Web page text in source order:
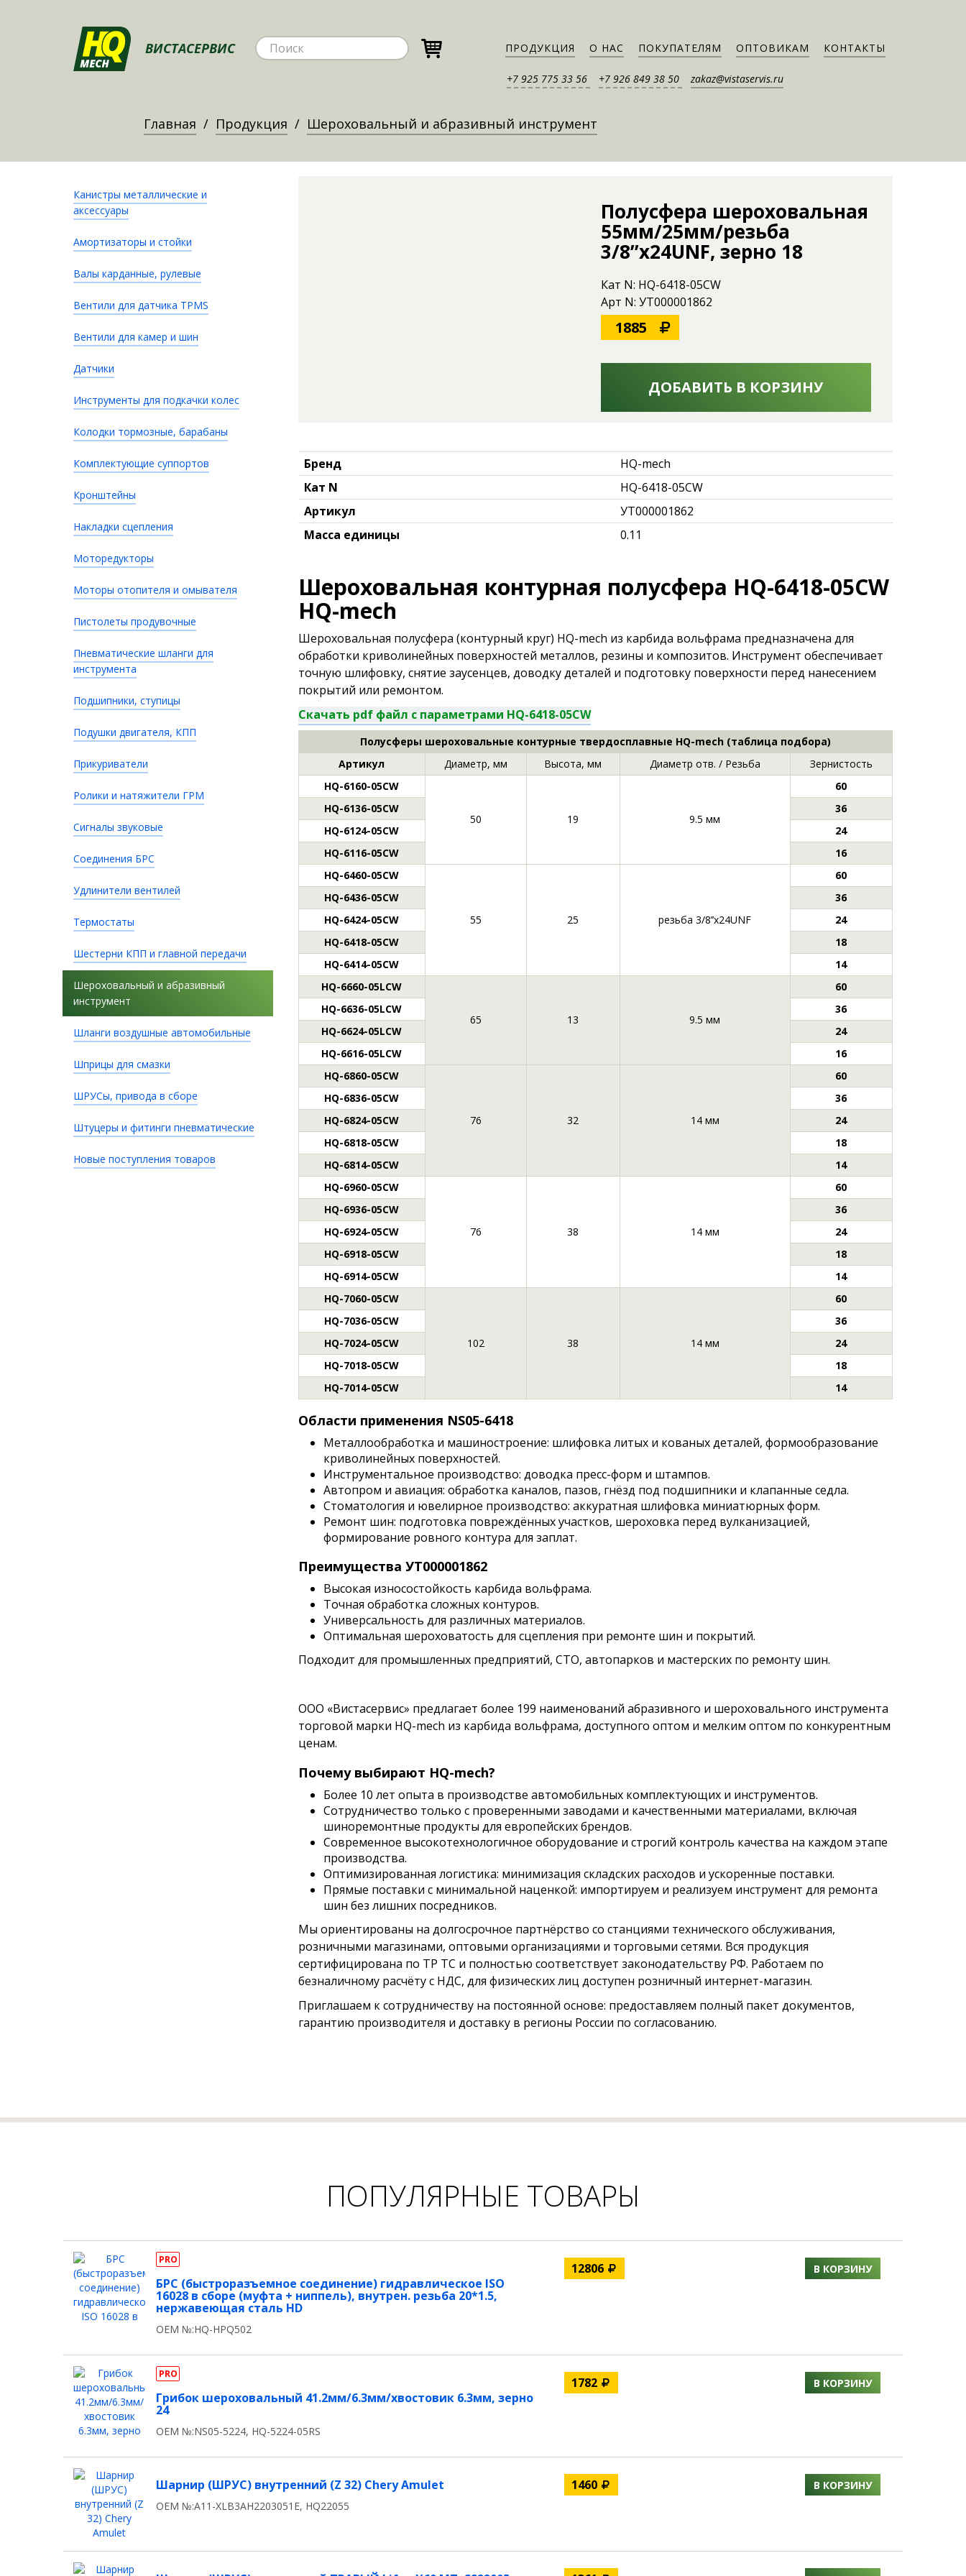
ВИСТАСЕРВИС ПРОДУКЦИЯ О НАС ПОКУПАТЕЛЯМ ОПТОВИКАМ КОНТАКТЫ
+7 925 775 33 56 +7 926 849 38 50 zakaz@vistaservis.ru
Главная Продукция Шероховальный и абразивный инструмент
Канистры металлические и
аксессуары
Амортизаторы и стойки
Валы карданные, рулевые
Вентили для датчика TPMS
Вентили для камер и шин
Датчики
Инструменты для подкачки колес
Колодки тормозные, барабаны
Комплектующие суппортов
Кронштейны
Накладки сцепления
Моторедукторы
Моторы отопителя и омывателя
Пистолеты продувочные
Пневматические шланги для
инструмента
Подшипники, ступицы
Подушки двигателя, КПП
Прикуриватели
Ролики и натяжители ГРМ
Сигналы звуковые
Соединения БРС
Удлинители вентилей
Термостаты
Шестерни КПП и главной передачи
Шероховальный и абразивный
инструмент
Шланги воздушные автомобильные
Шприцы для смазки
ШРУСы, привода в сборе
Штуцеры и фитинги пневматические
Новые поступления товаров
Полусфера шероховальная
55мм/25мм/резьба
3/8’’х24UNF, зерно 18
Кат N: HQ-6418-05CW
Арт N: УТ000001862
1885
ДОБАВИТЬ В КОРЗИНУ
Бренд
HQ-mech
Кат N
HQ-6418-05CW
Артикул
УТ000001862
Масса единицы
0.11
Шероховальная контурная полусфера HQ-6418-05CW
HQ-mech
Шероховальная полусфера (контурный круг) HQ-mech из карбида вольфрама предназначена для
обработки криволинейных поверхностей металлов, резины и композитов. Инструмент обеспечивает
точную шлифовку, снятие заусенцев, доводку деталей и подготовку поверхности перед нанесением
покрытий или ремонтом.
Скачать pdf файл с параметрами HQ-6418-05CW
Полусферы шероховальные контурные твердосплавные HQ-mech (таблица подбора)
Артикул
Диаметр, мм Высота, мм Диаметр отв. / Резьба
Зернистость
HQ-6160-05CW
50 19 9.5 мм
60
HQ-6136-05CW
36
HQ-6124-05CW
24
HQ-6116-05CW
16
HQ-6460-05CW
55 25 резьба 3/8’’х24UNF
60
HQ-6436-05CW
36
HQ-6424-05CW
24
HQ-6418-05CW
18
HQ-6414-05CW
14
HQ-6660-05LCW
65 13 9.5 мм
60
HQ-6636-05LCW
36
HQ-6624-05LCW
24
HQ-6616-05LCW
16
HQ-6860-05CW
76 32 14 мм
60
HQ-6836-05CW
36
HQ-6824-05CW
24
HQ-6818-05CW
18
HQ-6814-05CW
14
HQ-6960-05CW
76 38 14 мм
60
HQ-6936-05CW
36
HQ-6924-05CW
24
HQ-6918-05CW
18
HQ-6914-05CW
14
HQ-7060-05CW
102 38 14 мм
60
HQ-7036-05CW
36
HQ-7024-05CW
24
HQ-7018-05CW
18
HQ-7014-05CW
14
Области применения NS05-6418
Металлообработка и машиностроение: шлифовка литых и кованых деталей, формообразование
криволинейных поверхностей.
Инструментальное производство: доводка пресс-форм и штампов.
Автопром и авиация: обработка каналов, пазов, гнёзд под подшипники и клапанные седла.
Стоматология и ювелирное производство: аккуратная шлифовка миниатюрных форм.
Ремонт шин: подготовка повреждённых участков, шероховка перед вулканизацией,
формирование ровного контура для заплат.
Преимущества УТ000001862
Высокая износостойкость карбида вольфрама.
Точная обработка сложных контуров.
Универсальность для различных материалов.
Оптимальная шероховатость для сцепления при ремонте шин и покрытий.
Подходит для промышленных предприятий, СТО, автопарков и мастерских по ремонту шин.
ООО «Вистасервис» предлагает более 199 наименований абразивного и шероховального инструмента
торговой марки HQ-mech из карбида вольфрама, доступного оптом и мелким оптом по конкурентным
ценам.
Почему выбирают HQ-mech?
Более 10 лет опыта в производстве автомобильных комплектующих и инструментов.
Сотрудничество только с проверенными заводами и качественными материалами, включая
шиноремонтные продукты для европейских брендов.
Современное высокотехнологичное оборудование и строгий контроль качества на каждом этапе
производства.
Оптимизированная логистика: минимизация складских расходов и ускоренные поставки.
Прямые поставки с минимальной наценкой: импортируем и реализуем инструмент для ремонта
шин без лишних посредников.
Мы ориентированы на долгосрочное партнёрство со станциями технического обслуживания,
розничными магазинами, оптовыми организациями и торговыми сетями. Вся продукция
сертифицирована по ТР ТС и полностью соответствует законодательству РФ. Работаем по
безналичному расчёту с НДС, для физических лиц доступен розничный интернет-магазин.
Приглашаем к сотрудничеству на постоянной основе: предоставляем полный пакет документов,
гарантию производителя и доставку в регионы России по согласованию.
ПОПУЛЯРНЫЕ ТОВАРЫ
PRO
БРС (быстроразъемное соединение) гидравлическое ISO
16028 в сборе (муфта + ниппель), внутрен. резьба 20*1.5,
нержавеющая сталь HD
OEM №:HQ-HPQ502
12806 В КОРЗИНУ
PRO
Грибок шероховальный 41.2мм/6.3мм/хвостовик 6.3мм, зерно
24
OEM №:NS05-5224, HQ-5224-05RS
1782 В КОРЗИНУ
Шарнир (ШРУС) внутренний (Z 32) Chery Amulet
OEM №:A11-XLB3AH2203051E, HQ22055
1460 В КОРЗИНУ